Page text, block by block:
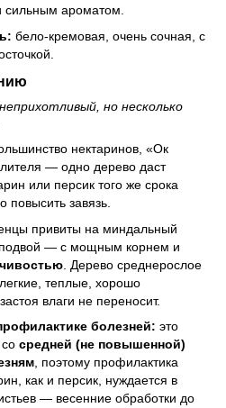
сильным ароматом.
бело-кремовая, очень сочная, с
но несколько
нектаринов, «Ок
— одно дерево даст
или персик того же срока
повысить завязь.
привиты на миндальный
— с мощным корнем и
. Дерево среднерослое
теплые, хорошо
влаги не переносит.
болезней: это
средней (не повышенной)
, поэтому профилактика
как и персик, нуждается в
— весенние обработки до